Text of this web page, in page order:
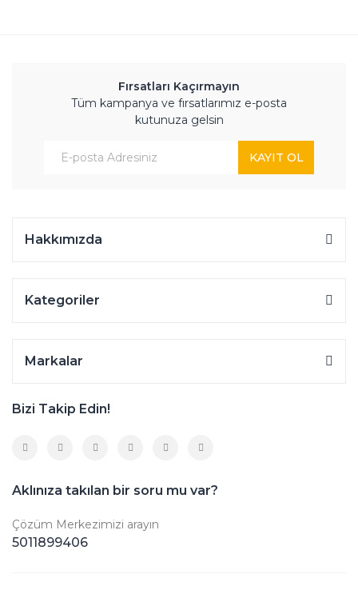
Fırsatları Kaçırmayın
Tüm kampanya ve fırsatlarımız e-posta
kutunuza gelsin
KAYIT OL
Hakkımızda
Kategoriler
Markalar
Bizi Takip Edin!
Aklınıza takılan bir soru mu var?
Çözüm Merkezimizi arayın
5011899406